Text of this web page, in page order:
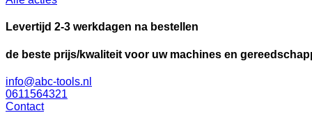
Levertijd 2-3 werkdagen na bestellen
de beste prijs/kwaliteit voor uw machines en
info@abc-tools.nl
0611564321
Contact